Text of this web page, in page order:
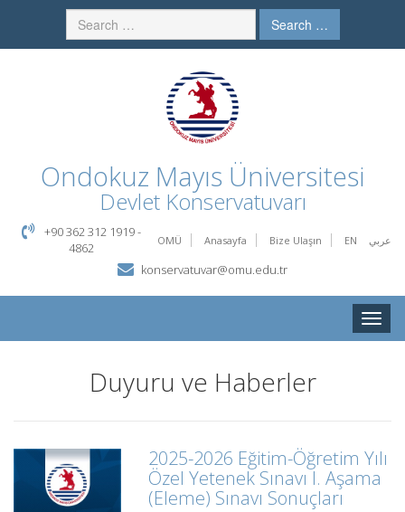
Search …
Ondokuz Mayıs Üniversitesi
Devlet Konservatuvarı
OMÜ Anasayfa Bize Ulaşın EN عربي
+90 362 312 1919 -
4862
konservatuvar@omu.edu.tr
Toggle
Duyuru ve Haberler
2025-2026 Eğitim-Öğretim Yılı
Özel Yetenek Sınavı I. Aşama
(Eleme) Sınavı Sonuçları